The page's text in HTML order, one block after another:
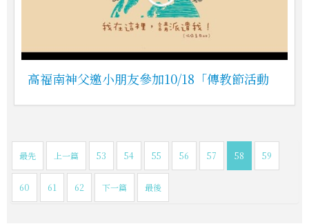
高福南神父邀小朋友參加10/18「傳教節活動
最先 上一篇 53 54 55 56 57 58 59
60 61 62 下一篇 最後